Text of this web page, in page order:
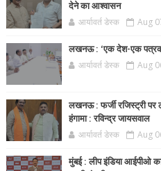
देने का आश्वासन
आर्यावर्त डेस्क Aug
लखनऊ : ‘एक देश-एक
आर्यावर्त डेस्क Aug
लखनऊ : फर्जी रजिस्ट्री पर
हंगामा : रविन्द्र जायसवाल
आर्यावर्त डेस्क Aug
मुंबई : लीप इंडिया आईपीओ